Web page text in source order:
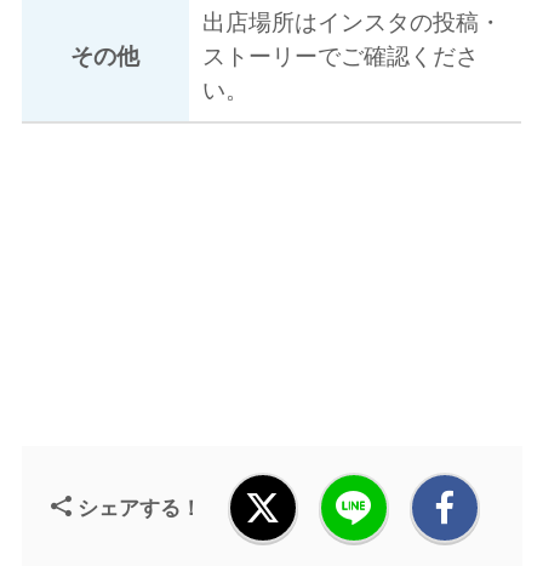
その他
出店場所はインスタの投稿・
ストーリーでご確認くださ
い。
シェアする！